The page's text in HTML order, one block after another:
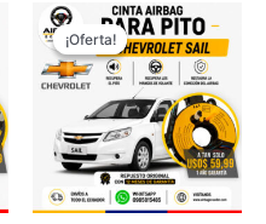
¡Oferta!
¡Oferta!
precio
original
era:
$69,99.
El
precio
actual
es:
$59,99.